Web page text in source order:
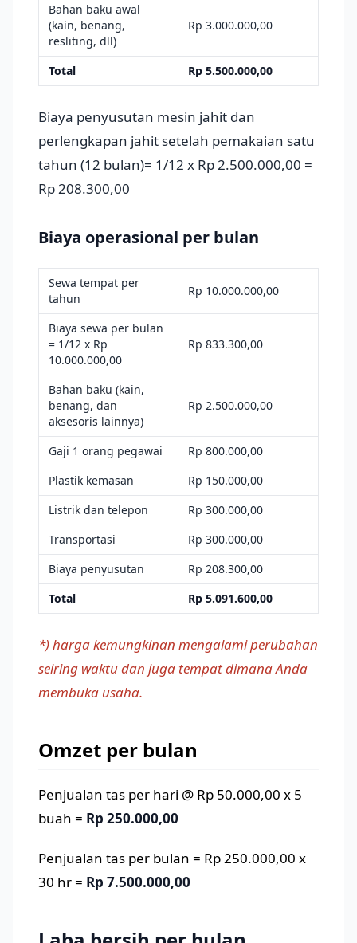
Bahan baku awal
(kain, benang,
resliting, dll)
Rp 3.000.000,00
Total Rp 5.500.000,00
Biaya penyusutan mesin jahit dan
perlengkapan jahit setelah pemakaian satu
tahun (12 bulan)= 1/12 x Rp 2.500.000,00 =
Rp 208.300,00
Biaya operasional per bulan
Sewa tempat per
tahun
Rp 10.000.000,00
Biaya sewa per bulan
= 1/12 x Rp
10.000.000,00
Rp 833.300,00
Bahan baku (kain,
benang, dan
aksesoris lainnya)
Rp 2.500.000,00
Gaji 1 orang pegawai
Rp 800.000,00
Plastik kemasan
Rp 150.000,00
Listrik dan telepon
Rp 300.000,00
Transportasi
Rp 300.000,00
Biaya penyusutan
Rp 208.300,00
Total
Rp 5.091.600,00
*) harga kemungkinan mengalami perubahan
seiring waktu dan juga tempat dimana Anda
membuka usaha.
Omzet per bulan
Penjualan tas per hari @ Rp 50.000,00 x 5
buah = Rp 250.000,00
Penjualan tas per bulan = Rp 250.000,00 x
30 hr = Rp 7.500.000,00